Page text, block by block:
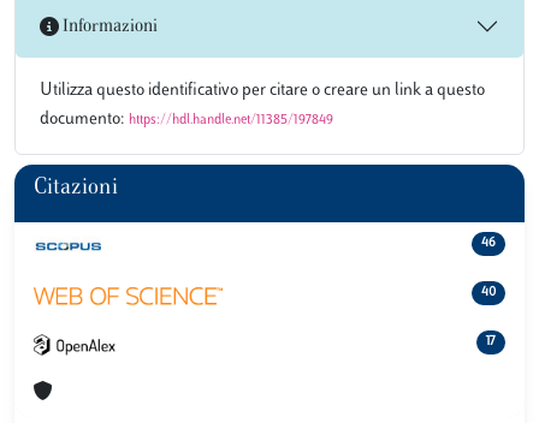
Informazioni
Utilizza questo identificativo per citare o creare un link a questo
documento: https://hdl.handle.net/11385/197849
Citazioni
46
40
17